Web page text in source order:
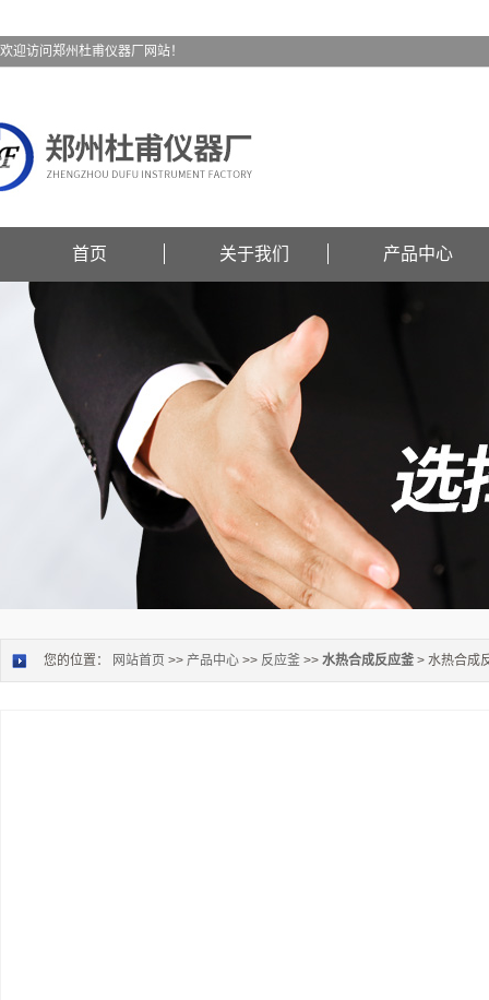
欢迎访问郑州杜甫仪器厂网站！
首页 关于我们 产品中心
您的位置： 网站首页 >> 产品中心 >> 反应釜 >> 水热合成反应釜 > 水热合成